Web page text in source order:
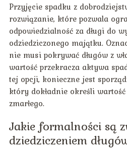
Przyjęcie spadku z
rozwiązanie, które pozwala
odpowiedzialność za długi do
odziedziczonego majątku.
nie musi pokrywać długów z
wartość przekracza aktywa
tej opcji, konieczne jest
który dokładnie określi
zmarłego.
Jakie formalności są
dziedziczeniem